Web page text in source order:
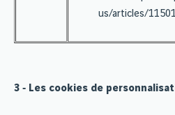
us/articles/
3 ‐ Les cookies de